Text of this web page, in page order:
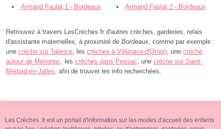
Armand Faulat 1 - Bordeaux
Armand Faulat 2 - Bordeaux
Retrouvez à travers LesCreches.fr d'autres crèches, garderies, relais
d'assistante maternelles, à proximité de Bordeaux , comme par exemple :
une crèche sur Talence , les crèches à Villenave-d'Ornon , une crèche
autour de Mérignac , les crèches dans Pessac , une crèche sur Saint-
Médard-en-Jalles , afin de trouver les info recherchées.
Les Crèches .fr est un portail d'information sur les modes d'accueil des enfants